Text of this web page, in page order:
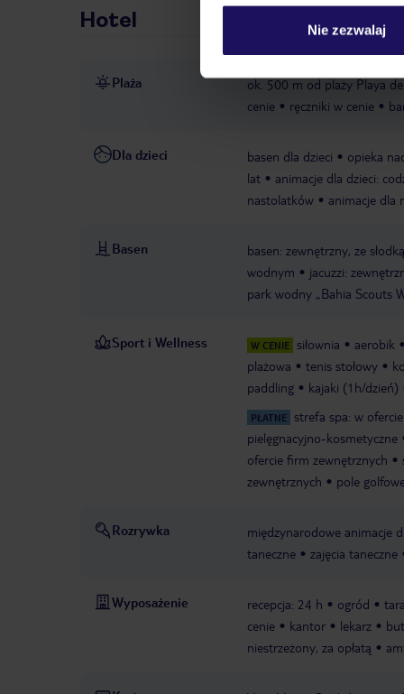
Nie zezwalaj
Hotel
Plaża ok. 500 m od plaży Playa
cenie
ręczniki w cenie
Dla dzieci basen dla dzieci opieka
lat
animacje dla dzieci:
nastolatków
animacje dla
Basen
basen: zewnętrzny, ze
wodnym
jacuzzi:
park wodny „Bahia Scouts
Sport i Wellness W CENIE siłownia aerobik
plażowa
tenis stołowy
paddling
kajaki (1h/dzień)
PŁATNE strefa spa: w
pielęgnacyjno-kosmetyczne
ofercie firm zewnętrznych
zewnętrznych
pole
Rozrywka międzynarodowe animacje
taneczne
zajęcia taneczne
Wyposażenie recepcja: 24 h ogród
cenie
kantor lekarz
niestrzeżony, za opłatą